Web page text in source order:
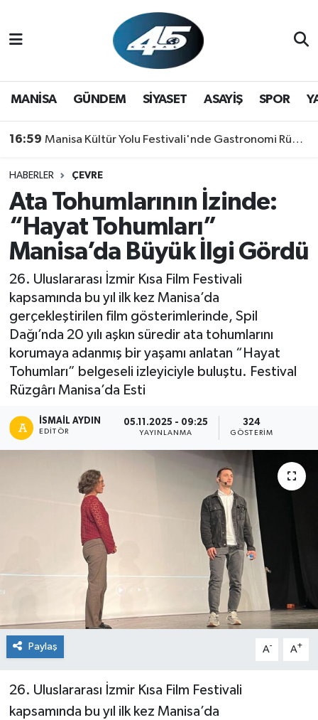
MANİSA GÜNDEM SİYASET ASAYİŞ SPOR
16:59 Manisa Kültür Yolu Festivali'nde Gastronomi Rüzgarı: Lezzetin Yıldızı "Manisa Kebabı" Oldu!
HABERLER ÇEVRE
Ata Tohumlarının İzinde:
“Hayat Tohumları”
Manisa’da Büyük İlgi Gördü
26. Uluslararası İzmir Kısa Film Festivali
kapsamında bu yıl ilk kez Manisa’da
gerçekleştirilen film gösterimlerinde, Spil
Dağı’nda 20 yılı aşkın süredir ata tohumlarını
korumaya adanmış bir yaşamı anlatan “Hayat
Tohumları” belgeseli izleyiciyle buluştu. Festival
Rüzgârı Manisa’da Esti
İSMAIL AYDIN
EDITÖR
05.11.2025 - 09:25
YAYINLANMA
324
GÖSTERIM
Paylaş A- A+
26. Uluslararası İzmir Kısa Film Festivali
kapsamında bu yıl ilk kez Manisa’da
GÜNDEM
SPOR
YAŞAM
RESMİ REKLAM
Hava Durumu
Trafik Durumu
Son Dakika Haberleri
Haber Arşivi